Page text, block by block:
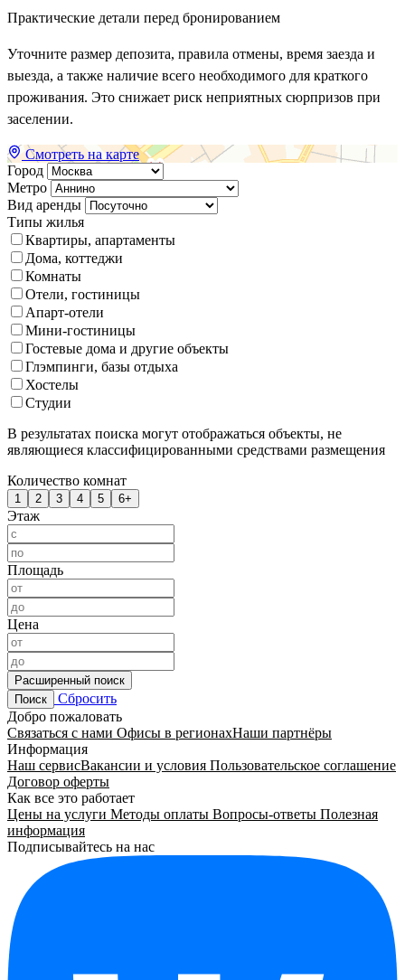
Практические детали перед бронированием
Уточните размер депозита, правила отмены, время заезда и
выезда, а также наличие всего необходимого для краткого
проживания. Это снижает риск неприятных сюрпризов при
заселении.
Смотреть на карте
Город
Метро
Вид аренды
Типы жилья
Квартиры, апартаменты
Дома, коттеджи
Комнаты
Отели, гостиницы
Апарт-отели
Мини-гостиницы
Гостевые дома и другие объекты
Глэмпинги, базы отдыха
Хостелы
Студии
В результатах поиска могут отображаться объекты, не
являющиеся классифицированными средствами размещения
Количество комнат
1 2 3 4 5 6+
Этаж
Площадь
Цена
Расширенный поиск
Поиск
Сбросить
Добро пожаловать
Связаться с нами Офисы в регионахНаши партнёры
Информация
Наш сервисВакансии и условия Пользовательское соглашение
Договор оферты
Как все это работает
Цены на услуги Методы оплаты Вопросы-ответы Полезная
информация
Подписывайтесь на нас